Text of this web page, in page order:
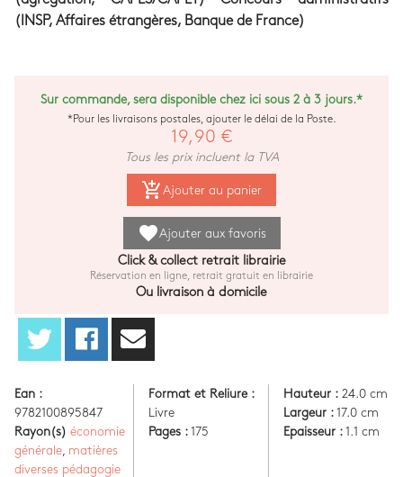
(INSP, Affaires étrangères, Banque de France)
Sur commande, sera disponible chez ici sous 2 à 3 jours.*
*Pour les livraisons postales, ajouter le délai de la Poste.
19,90 €
Tous les prix incluent la TVA
add_shopping_cart Ajouter au panier
favoriteAjouter aux favoris
Click & collect retrait librairie
Réservation en ligne, retrait gratuit en librairie
Ou livraison à domicile
Ean :
9782100895847
Rayon(s) économie
générale
matières
diverses pédagogie
Format et Reliure :
Livre
Pages : 175
Hauteur :24.0 cm
Largeur :17.0 cm
Epaisseur :1.1 cm